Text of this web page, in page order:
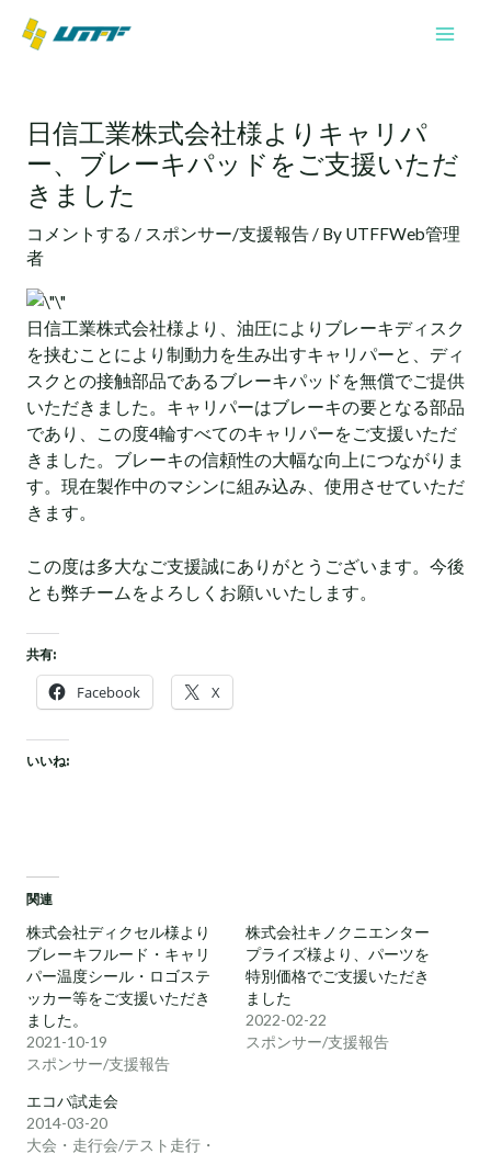
日信工業株式会社様よりキャリパ
ー、ブレーキパッドをご支援いただ
きました
コメントする / スポンサー/支援報告/ By UTFFWeb管理
者
日信工業株式会社様より、油圧によりブレーキディスク
を挟むことにより制動力を生み出すキャリパーと、ディ
スクとの接触部品であるブレーキパッドを無償でご提供
いただきました。キャリパーはブレーキの要となる部品
であり、この度4輪すべてのキャリパーをご支援いただ
きました。ブレーキの信頼性の大幅な向上につながりま
す。現在製作中のマシンに組み込み、使用させていただ
きます。
この度は多大なご支援誠にありがとうございます。今後
とも弊チームをよろしくお願いいたします。
共有:
Facebook X
いいね:
関連
株式会社ディクセル様より
ブレーキフルード・キャリ
パー温度シール・ロゴステ
ッカー等をご支援いただき
ました。
2021-10-19
スポンサー/支援報告
株式会社キノクニエンター
プライズ様より、パーツを
特別価格でご支援いただき
ました
2022-02-22
スポンサー/支援報告
エコパ試走会
2014-03-20
大会・走行会/テスト走行・
ナ
ビ
ゲ
ー
シ